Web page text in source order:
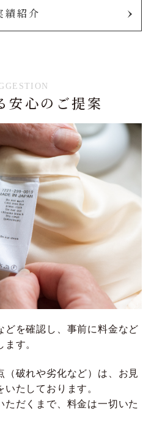
績紹介
安心のご提案
どを確認し、事前に料金など
す。
（破れや劣化など）は、お見
たしております。
ただくまで、料金は一切いた